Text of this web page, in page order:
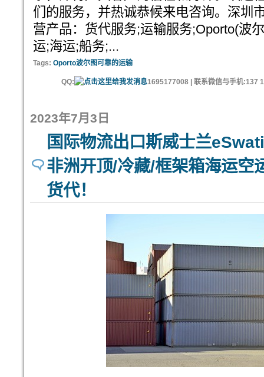
们的服务，并热诚恭候来电咨询。深圳
营产品：货代服务;运输服务;Oporto(波
运;海运;船务;...
Tags: Oporto波尔图可靠的运输
QQ: 1695177008 | 联系微信与手机:137
2023年7月3日
国际物流出口斯威士兰
非洲开顶/冷藏/框架箱海运
货代！